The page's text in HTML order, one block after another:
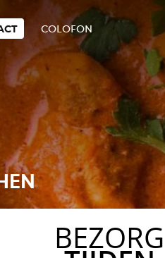
COLOFON
BEZORG